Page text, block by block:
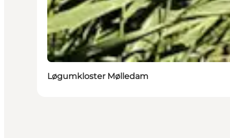
Løgumkloster Mølledam